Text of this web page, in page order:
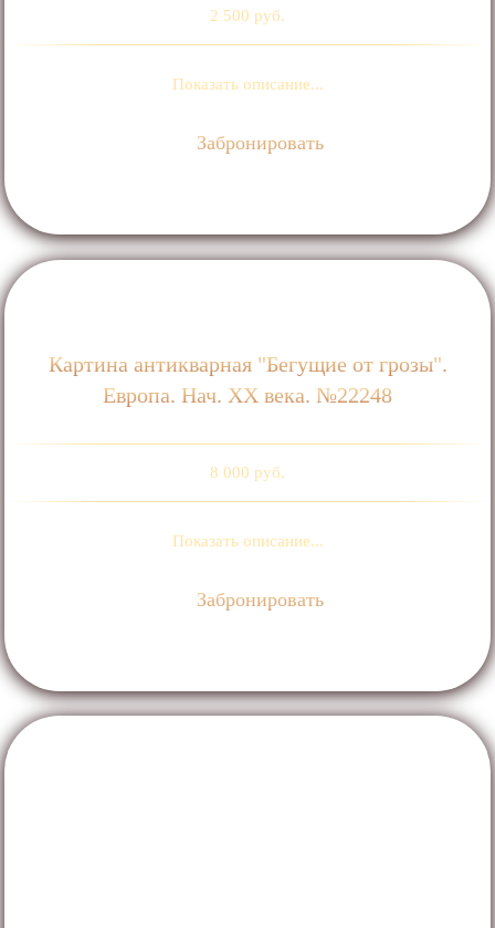
2 500 руб.
Показать описание...
Забронировать
Картина антикварная "Бегущие от грозы".
Европа. Нач. ХХ века. №22248
8 000 руб.
Показать описание...
Забронировать